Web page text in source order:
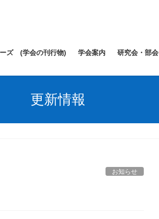
ズ (学会の刊行物) 学会案内 研究会・部会
更新情報
お知らせ